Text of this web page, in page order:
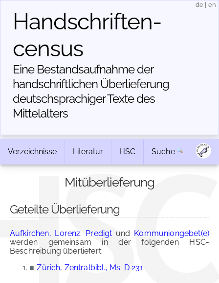
Handschriften­
census
Eine Bestandsaufnahme der
handschriftlichen Über­lieferung
deutschsprachiger Texte des
Mittelalters
de en
Verzeichnisse Literatur HSC Suche
Mitüberlieferung
Geteilte Überlieferung
Aufkirchen, Lorenz: Predigt und Kommuniongebet(e)
werden gemeinsam in der folgenden HSC-
Beschreibung überliefert:
■ Zürich, Zentralbibl., Ms. D 231